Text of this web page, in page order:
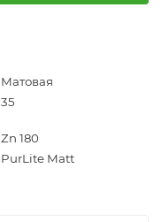
Матовая
35
Zn 180
PurLite Matt